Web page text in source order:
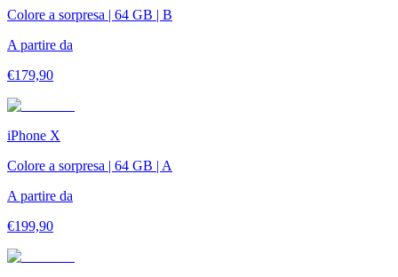
Colore a sorpresa | 64 GB | B
A partire da
€179,90
iPhone X
Colore a sorpresa | 64 GB | A
A partire da
€199,90